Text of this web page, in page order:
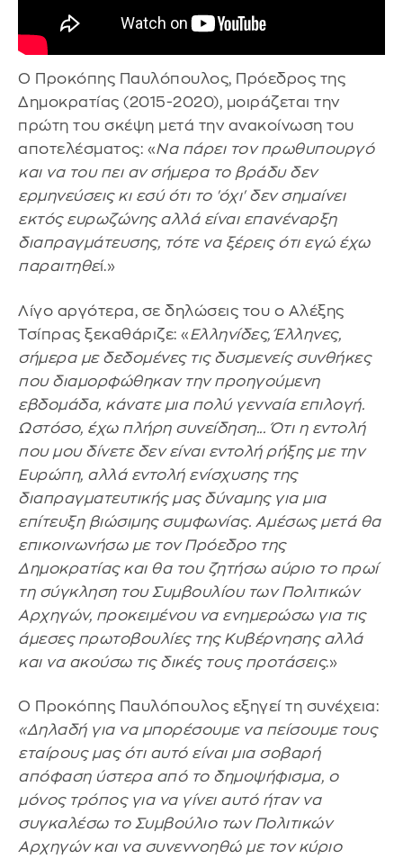
Ο Προκόπης Παυλόπουλος, Πρόεδρος της
Δημοκρατίας (2015-2020), μοιράζεται την
πρώτη του σκέψη μετά την ανακοίνωση του
αποτελέσματος: «Να πάρει τον πρωθυπουργό
και να του πει αν σήμερα το βράδυ δεν
ερμηνεύσεις κι εσύ ότι το 'όχι' δεν σημαίνει
εκτός ευρωζώνης αλλά είναι επανέναρξη
διαπραγμάτευσης, τότε να ξέρεις ότι εγώ έχω
παραιτηθεί.»
Λίγο αργότερα, σε δηλώσεις του ο Αλέξης
Τσίπρας ξεκαθάριζε: «Ελληνίδες, Έλληνες,
σήμερα με δεδομένες τις δυσμενείς συνθήκες
που διαμορφώθηκαν την προηγούμενη
εβδομάδα, κάνατε μια πολύ γενναία επιλογή.
Ωστόσο, έχω πλήρη συνείδηση... Ότι η εντολή
που μου δίνετε δεν είναι εντολή ρήξης με την
Ευρώπη, αλλά εντολή ενίσχυσης της
διαπραγματευτικής μας δύναμης για μια
επίτευξη βιώσιμης συμφωνίας. Αμέσως μετά θα
επικοινωνήσω με τον Πρόεδρο της
Δημοκρατίας και θα του ζητήσω αύριο το πρωί
τη σύγκληση του Συμβουλίου των Πολιτικών
Αρχηγών, προκειμένου να ενημερώσω για τις
άμεσες πρωτοβουλίες της Κυβέρνησης αλλά
και να ακούσω τις δικές τους προτάσεις.»
Ο Προκόπης Παυλόπουλος εξηγεί τη συνέχεια:
«Δηλαδή για να μπορέσουμε να πείσουμε τους
εταίρους μας ότι αυτό είναι μια σοβαρή
απόφαση ύστερα από το δημοψήφισμα, ο
μόνος τρόπος για να γίνει αυτό ήταν να
συγκαλέσω το Συμβούλιο των Πολιτικών
Αρχηγών και να συνεννοηθώ με τον κύριο